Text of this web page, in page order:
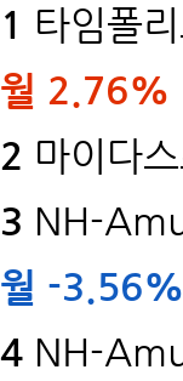
1 타임폴
월 2.76%
2 마이다
3 NH-
월 -3.56%
4 NH-